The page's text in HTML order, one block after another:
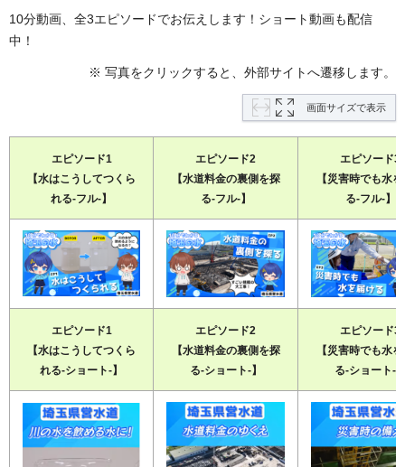
10分動画、全3エピソードでお伝えします！ショート動画も配信
中！
※ 写真をクリックすると、外部サイトへ遷移します。
画面サイズで表示
エピソード1
【水はこうしてつくら
れる-フル-】
エピソード2
【水道料金の裏側を探
る-フル-】
エピソード3
【災害時でも水
る-フル-】
エピソード1
【水はこうしてつくら
れる-ショート-】
エピソード2
【水道料金の裏側を探
る-ショート-】
エピソード3
【災害時でも水
る-ショート-